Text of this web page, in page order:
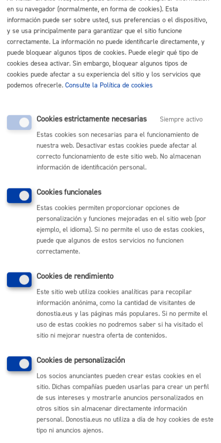
Buscar
Listado completo de Trámites
Registros
Registro de Entidades Ciudadanas
* Online con certificado
ONLINE
TELÉFONO
MÁQUINA
Volver al índice Volver atrás
Comunícate con el Ayuntamiento de Donostia / San
Sebastián
(+34) 943 481 000
Buzón de la ciudadanía
Informar de un error en la web
Enlaces útiles
Perfil del contratante
Sede electrónica
Mapas - GeoDonostia
Sala de prensa
Mapa web
Otras páginas web corporativas
en su navegador (normalmente, en forma de cookies). Esta
información puede ser sobre usted, sus preferencias o el dispositivo,
y se usa principalmente para garantizar que el sitio funcione
correctamente. La información no puede identificarle directamente, y
puede bloquear algunos tipos de cookies. Puede elegir qué tipo de
cookies desea activar. Sin embargo, bloquear algunos tipos de
cookies puede afectar a su experiencia del sitio y los servicios que
podemos ofrecerle. Consulte la Política de cookies
Cookies estrictamente necesarias
Siempre activo
Estas cookies son necesarias para el funcionamiento de
nuestra web. Desactivar estas cookies puede afectar al
correcto funcionamiento de este sitio web. No almacenan
información de identificación personal.
Cookies funcionales
Estas cookies permiten proporcionar opciones de
personalización y funciones mejoradas en el sitio web (por
ejemplo, el idioma). Si no permite el uso de estas cookies,
puede que algunos de estos servicios no funcionen
correctamente.
Cookies de rendimiento
Este sitio web utiliza cookies analíticas para recopilar
información anónima, como la cantidad de visitantes de
donostia.eus y las páginas más populares. Si no permite el
uso de estas cookies no podremos saber si ha visitado el
sitio ni mejorar nuestra oferta de contenidos.
Cookies de personalización
Los socios anunciantes pueden crear estas cookies en el
sitio. Dichas compañías pueden usarlas para crear un perfil
de sus intereses y mostrarle anuncios personalizados en
otros sitios sin almacenar directamente información
personal. Donostia.eus no utiliza a día de hoy cookies de este
tipo ni anuncios ajenos.